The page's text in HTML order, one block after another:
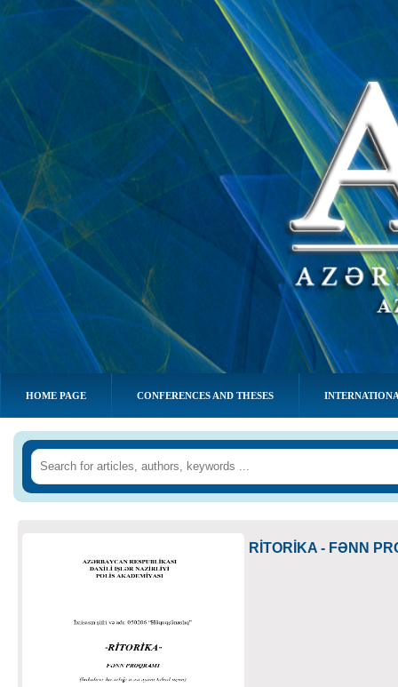
HOME PAGE CONFERENCES AND THESES
RİTORİKA - FƏNN